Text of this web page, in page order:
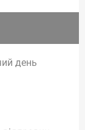
день